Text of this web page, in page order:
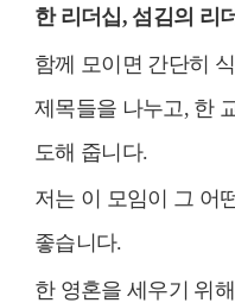
한 리더십, 섬김의 리
함께 모이면 간단히
제목들을 나누고 , 한
도해 줍니다.
저는 이 모임이 그 어
좋습니다.
한 영혼을 세우기 위해